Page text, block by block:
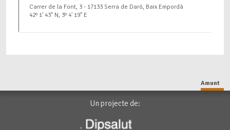
Carrer de la Font, 3 - 17133 Serra de Daró, Baix Empordà
42º 1' 43" N, 3º 4' 19" E
Amunt
Un projecte de: